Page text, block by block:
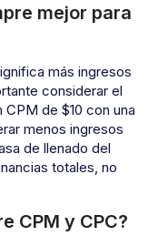
mejor para
más ingresos
considerar el
de $10 con una
menos ingresos
de llenado del
totales, no
CPM y CPC?